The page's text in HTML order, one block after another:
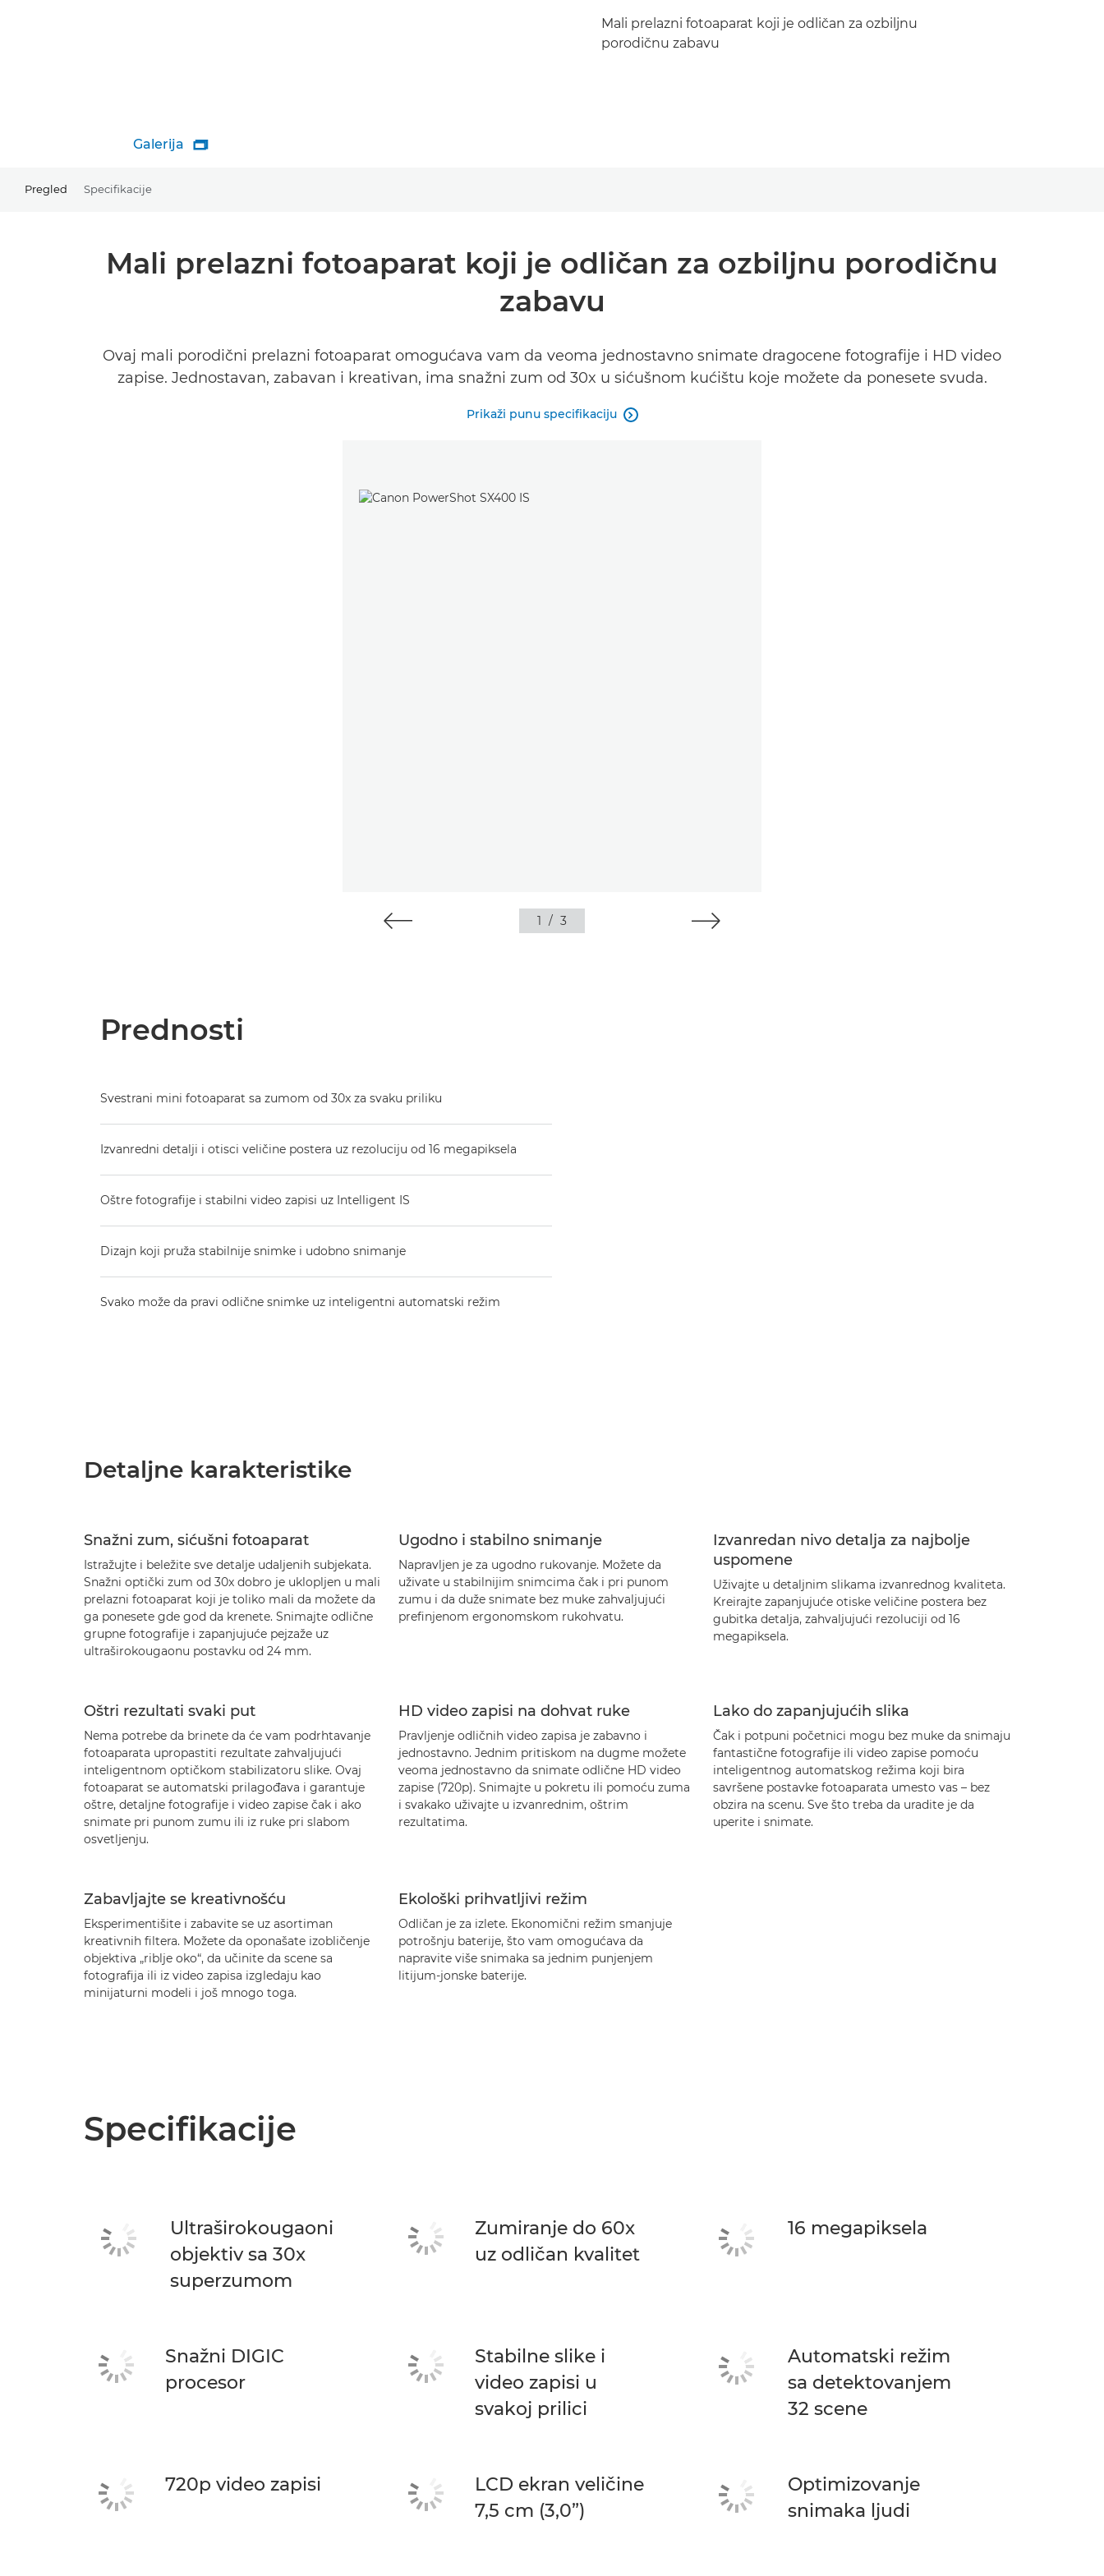
Galerija 
Mali prelazni fotoaparat koji je odličan za ozbiljnu
porodičnu zabavu
Pregled Specifikacije
Mali prelazni fotoaparat koji je odličan za ozbiljnu porodičnu
zabavu
Ovaj mali porodični prelazni fotoaparat omogućava vam da veoma jednostavno snimate dragocene fotografije i HD video
zapise. Jednostavan, zabavan i kreativan, ima snažni zum od 30x u sićušnom kućištu koje možete da ponesete svuda.
Prikaži punu specifikaciju 
1 / 3
Prednosti
Svestrani mini fotoaparat sa zumom od 30x za svaku priliku
Izvanredni detalji i otisci veličine postera uz rezoluciju od 16 megapiksela
Oštre fotografije i stabilni video zapisi uz Intelligent IS
Dizajn koji pruža stabilnije snimke i udobno snimanje
Svako može da pravi odlične snimke uz inteligentni automatski režim
Detaljne karakteristike
Snažni zum, sićušni fotoaparat
Istražujte i beležite sve detalje udaljenih subjekata.
Snažni optički zum od 30x dobro je uklopljen u mali
prelazni fotoaparat koji je toliko mali da možete da
ga ponesete gde god da krenete. Snimajte odlične
grupne fotografije i zapanjujuće pejzaže uz
ultraširokougaonu postavku od 24 mm.
Ugodno i stabilno snimanje
Napravljen je za ugodno rukovanje. Možete da
uživate u stabilnijim snimcima čak i pri punom
zumu i da duže snimate bez muke zahvaljujući
prefinjenom ergonomskom rukohvatu.
Izvanredan nivo detalja za najbolje
uspomene
Uživajte u detaljnim slikama izvanrednog kvaliteta.
Kreirajte zapanjujuće otiske veličine postera bez
gubitka detalja, zahvaljujući rezoluciji od 16
megapiksela.
Oštri rezultati svaki put
Nema potrebe da brinete da će vam podrhtavanje
fotoaparata upropastiti rezultate zahvaljujući
inteligentnom optičkom stabilizatoru slike. Ovaj
fotoaparat se automatski prilagođava i garantuje
oštre, detaljne fotografije i video zapise čak i ako
snimate pri punom zumu ili iz ruke pri slabom
osvetljenju.
HD video zapisi na dohvat ruke
Pravljenje odličnih video zapisa je zabavno i
jednostavno. Jednim pritiskom na dugme možete
veoma jednostavno da snimate odlične HD video
zapise (720p). Snimajte u pokretu ili pomoću zuma
i svakako uživajte u izvanrednim, oštrim
rezultatima.
Lako do zapanjujućih slika
Čak i potpuni početnici mogu bez muke da snimaju
fantastične fotografije ili video zapise pomoću
inteligentnog automatskog režima koji bira
savršene postavke fotoaparata umesto vas – bez
obzira na scenu. Sve što treba da uradite je da
uperite i snimate.
Zabavljajte se kreativnošću
Eksperimentišite i zabavite se uz asortiman
kreativnih filtera. Možete da oponašate izobličenje
objektiva „riblje oko“, da učinite da scene sa
fotografija ili iz video zapisa izgledaju kao
minijaturni modeli i još mnogo toga.
Ekološki prihvatljivi režim
Odličan je za izlete. Ekonomični režim smanjuje
potrošnju baterije, što vam omogućava da
napravite više snimaka sa jednim punjenjem
litijum-jonske baterije.
Specifikacije
Ultraširokougaoni
objektiv sa 30x
superzumom
Zumiranje do 60x
uz odličan kvalitet
16 megapiksela
Snažni DIGIC
procesor
Stabilne slike i
video zapisi u
svakoj prilici
Automatski režim
sa detektovanjem
32 scene
720p video zapisi
LCD ekran veličine
7,5 cm (3,0”)
Optimizovanje
snimaka ljudi